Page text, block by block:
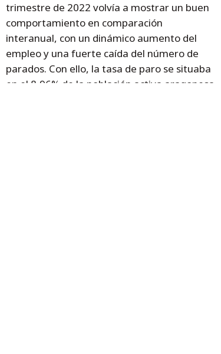
trimestre de 2022 volvía a mostrar un buen
comportamiento en comparación
interanual, con un dinámico aumento del
empleo y una fuerte caída del número de
parados. Con ello, la tasa de paro se situaba
en el 8,96% de la población activa aragonesa